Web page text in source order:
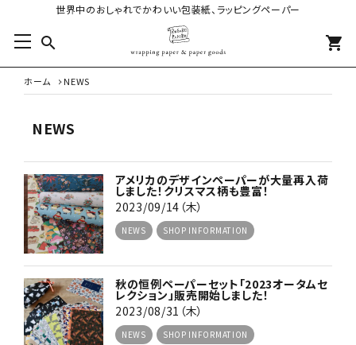
世界中のおしゃれでかわいい包装紙、ラッピングペーパー
search shopping_cart
ホーム NEWS
NEWS
アメリカのデザインペーパーが大量再入荷
しました！クリスマス柄も豊富！
2023/09/14（木）
NEWS SHOP INFORMATION
秋の恒例ペーパーセット「2023オータムセ
レクション」販売開始しました！
2023/08/31（木）
NEWS SHOP INFORMATION